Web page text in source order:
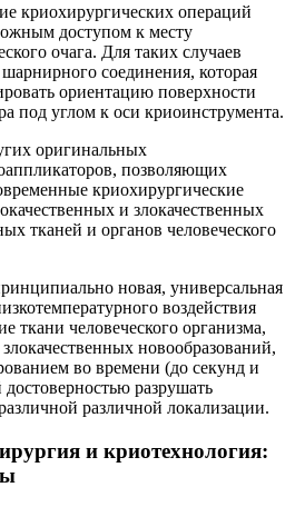
криохирургических операций
доступом к месту
очага. Для таких случаев
соединения, которая
ориентацию поверхности
под углом к оси криоинструмента.
оригинальных
позволяющих
криохирургические
и злокачественных
тканей и органов человеческого
новая, универсальная
воздействия
ткани человеческого организма,
новообразований,
во времени (до секунд и
разрушать
различной локализации.
и криотехнология: